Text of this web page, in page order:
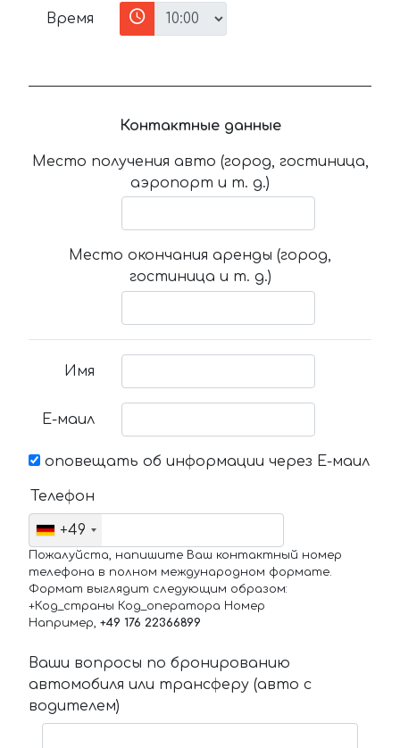
Время
Контактные данные
Место получения авто (город, гостиница,
аэропорт и т. д.)
Место окончания аренды (город,
гостиница и т. д.)
Имя
Е-маил
оповещать об информации через Е-маил
Телефон
+49
Пожалуйста, напишите Ваш контактный номер
телефона в полном международном формате.
Формат выглядит следующим образом:
+Код_страны Код_оператора Номер
Например, +49 176 22366899
Ваши вопросы по бронированию
автомобиля или трансферу (авто с
водителем)